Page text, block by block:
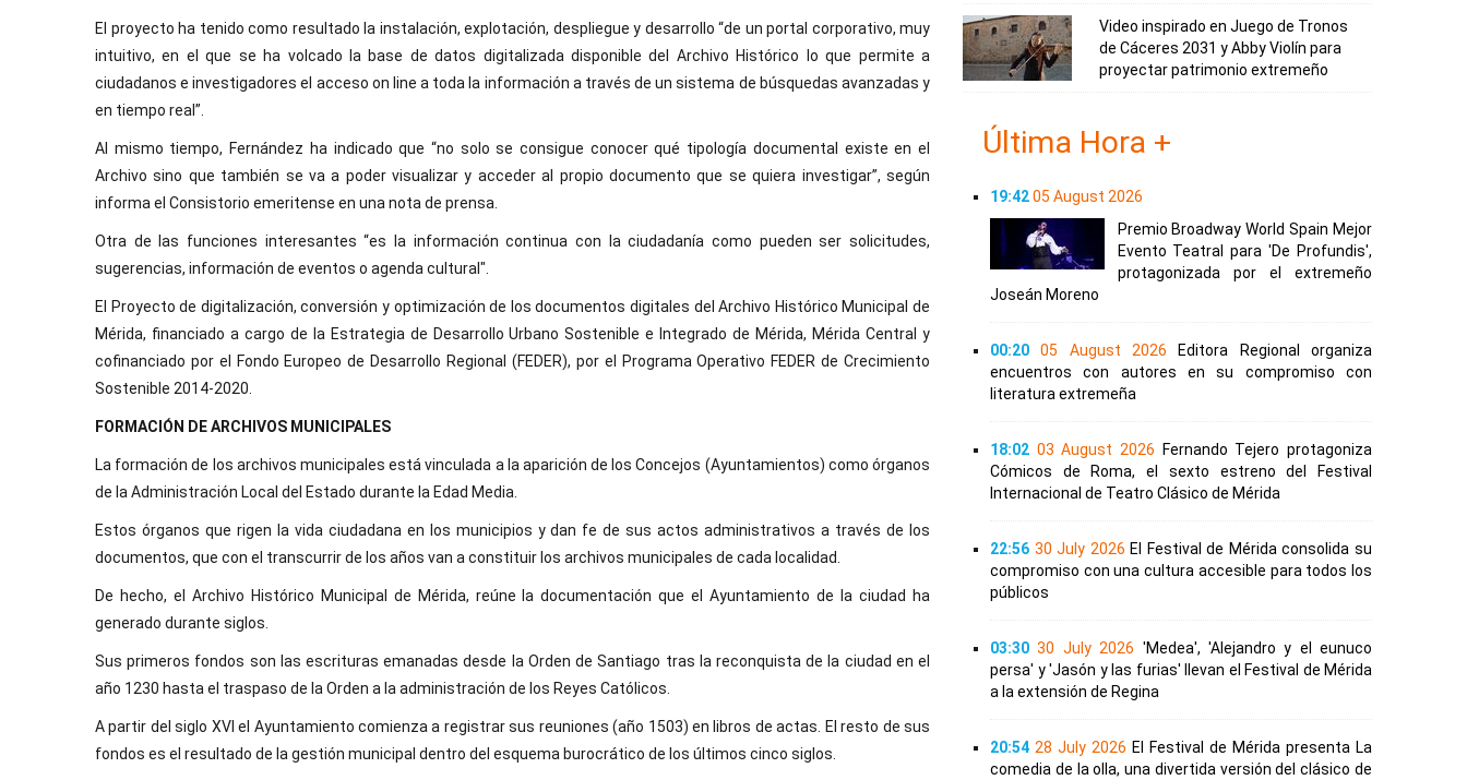
El proyecto ha tenido como resultado la instalación, explotación, despliegue y desarrollo “de un portal corporativo, muy
intuitivo, en el que se ha volcado la base de datos digitalizada disponible del Archivo Histórico lo que permite a
ciudadanos e investigadores el acceso on line a toda la información a través de un sistema de búsquedas avanzadas y
en tiempo real”.
Al mismo tiempo, Fernández ha indicado que “no solo se consigue conocer qué tipología documental existe en el
Archivo sino que también se va a poder visualizar y acceder al propio documento que se quiera investigar”, según
informa el Consistorio emeritense en una nota de prensa.
Otra de las funciones interesantes “es la información continua con la ciudadanía como pueden ser solicitudes,
sugerencias, información de eventos o agenda cultural".
El Proyecto de digitalización, conversión y optimización de los documentos digitales del Archivo Histórico Municipal de
Mérida, financiado a cargo de la Estrategia de Desarrollo Urbano Sostenible e Integrado de Mérida, Mérida Central y
cofinanciado por el Fondo Europeo de Desarrollo Regional (FEDER), por el Programa Operativo FEDER de Crecimiento
Sostenible 2014-2020.
FORMACIÓN DE ARCHIVOS MUNICIPALES
La formación de los archivos municipales está vinculada a la aparición de los Concejos (Ayuntamientos) como órganos
de la Administración Local del Estado durante la Edad Media.
Estos órganos que rigen la vida ciudadana en los municipios y dan fe de sus actos administrativos a través de los
documentos, que con el transcurrir de los años van a constituir los archivos municipales de cada localidad.
De hecho, el Archivo Histórico Municipal de Mérida, reúne la documentación que el Ayuntamiento de la ciudad ha
generado durante siglos.
Sus primeros fondos son las escrituras emanadas desde la Orden de Santiago tras la reconquista de la ciudad en el
año 1230 hasta el traspaso de la Orden a la administración de los Reyes Católicos.
A partir del siglo XVI el Ayuntamiento comienza a registrar sus reuniones (año 1503) en libros de actas. El resto de sus
fondos es el resultado de la gestión municipal dentro del esquema burocrático de los últimos cinco siglos.
Video inspirado en Juego de Tronos
de Cáceres 2031 y Abby Violín para
proyectar patrimonio extremeño
Última Hora +
19:4205 August 2026
Premio Broadway World Spain Mejor
Evento Teatral para 'De Profundis',
protagonizada por el extremeño
Joseán Moreno
00:20 05 August 2026
Editora Regional organiza
encuentros con autores en su compromiso con
literatura extremeña
18:02 03 August 2026
Fernando Tejero protagoniza
Cómicos de Roma, el sexto estreno del Festival
Internacional de Teatro Clásico de Mérida
22:56 30 July 2026 El Festival de Mérida consolida su
compromiso con una cultura accesible para todos los
públicos
03:30 30 July 2026 'Medea', 'Alejandro y el eunuco
persa' y 'Jasón y las furias' llevan el Festival de Mérida
a la extensión de Regina
20:54 28 July 2026 El Festival de Mérida presenta La
comedia de la olla, una divertida versión del clásico de